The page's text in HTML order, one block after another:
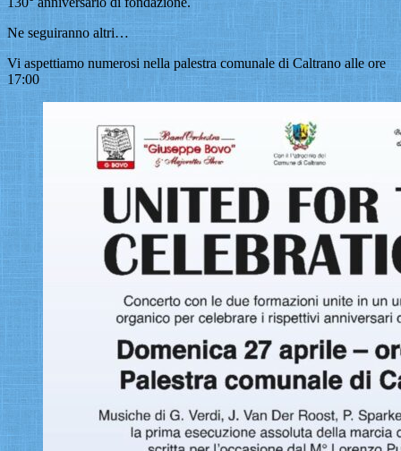
Ne seguiranno altri…
Vi aspettiamo numerosi nella palestra comunale di Caltrano alle ore
17:00